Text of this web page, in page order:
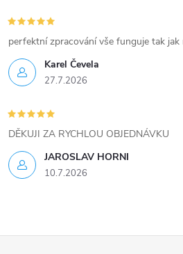
Karel Čevela
27.7.2026
perfektní zpracování vše funguje tak
JAROSLAV HORNI
10.7.2026
DĚKUJI ZA RYCHLOU OBJEDNÁVKU